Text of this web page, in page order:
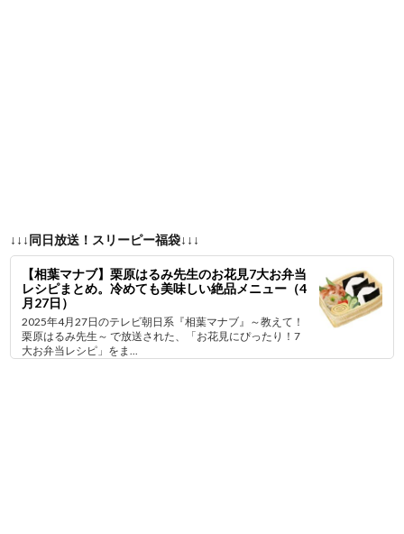
↓↓↓同日放送！スリーピー福袋↓↓↓
【相葉マナブ】栗原はるみ先生のお花見7大お弁当
レシピまとめ。冷めても美味しい絶品メニュー（4
月27日）
2025年4月27日のテレビ朝日系『相葉マナブ』～教えて！
栗原はるみ先生～ で放送された、「お花見にぴったり！7
大お弁当レシピ」をま...